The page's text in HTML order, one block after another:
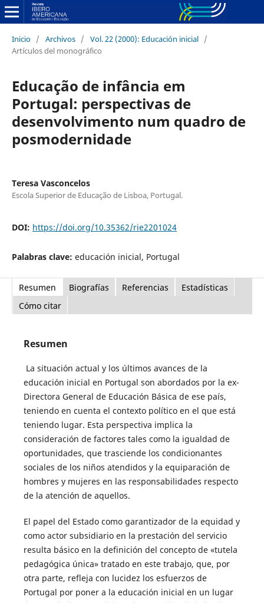
Inicio / Archivos / Vol. 22 (2000): Educación inicial /
Artículos del monográfico
Educação de infância em
Portugal: perspectivas de
desenvolvimento num quadro de
posmodernidade
Teresa Vasconcelos
Escola Superior de Educação de Lisboa, Portugal.
DOI: https://doi.org/10.35362/rie2201024
Palabras clave: educación inicial, Portugal
Resumen Biografías Referencias
Estadísticas
Cómo citar
Resumen
La situación actual y los últimos avances de la
educación inicial en Portugal son abordados por la ex-
Directora General de Educación Básica de ese país,
teniendo en cuenta el contexto político en el que está
teniendo lugar. Esta perspectiva implica la
consideración de factores tales como la igualdad de
oportunidades, que trasciende los condicionantes
sociales de los niños atendidos y la equiparación de
hombres y mujeres en las responsabilidades respecto
de la atención de aquellos.
El papel del Estado como garantizador de la equidad y
como actor subsidiario en la prestación del servicio
resulta básico en la definición del concepto de «tutela
pedagógica única» tratado en este trabajo, que, por
otra parte, refleja con lucidez los esfuerzos de
Portugal por poner a la educación inicial en un lugar